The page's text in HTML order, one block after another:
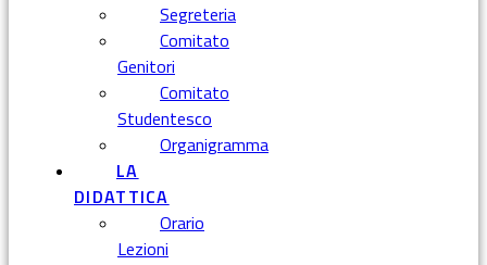
Segreteria
Comitato
Genitori
Comitato
Studentesco
Organigramma
LA
DIDATTICA
Orario
Lezioni